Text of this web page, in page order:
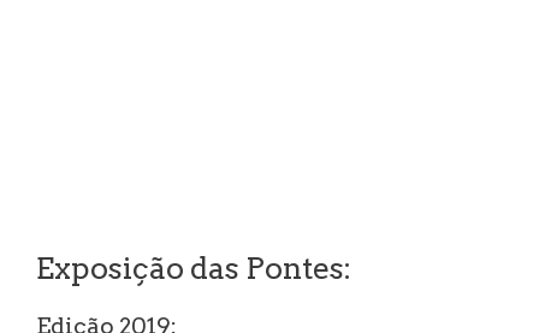
Exposição das Pontes:
Edição 2019: